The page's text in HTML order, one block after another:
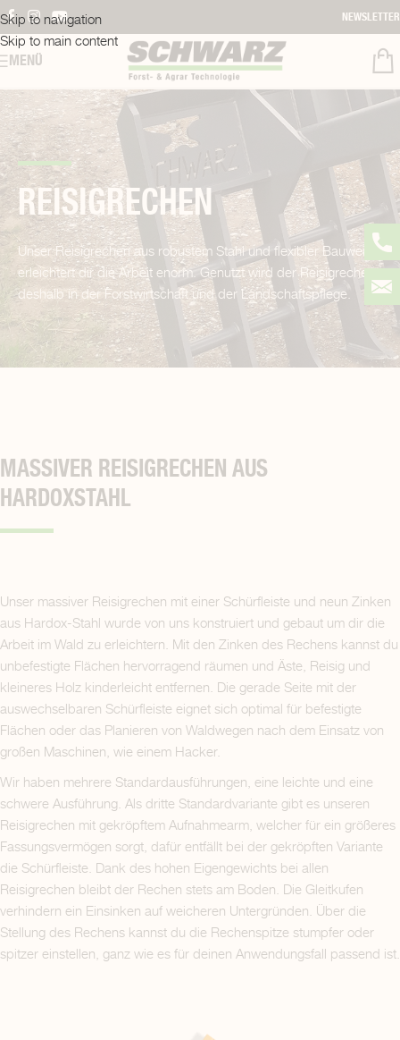
Skip to navigation
Skip to main content
NEWSLETTER
MENÜ
REISIGRECHEN
Unser Reisigrechen aus robustem Stahl und flexibler Bauweise
erleichtert dir die Arbeit enorm. Genutzt wird der Reisigrechen
deshalb in der Forstwirtschaft und der Landschaftspflege.
MASSIVER REISIGRECHEN AUS
HARDOXSTAHL
Unser massiver Reisigrechen mit einer Schürfleiste und neun Zinken
aus Hardox-Stahl wurde von uns konstruiert und gebaut um dir die
Arbeit im Wald zu erleichtern. Mit den Zinken des Rechens kannst du
unbefestigte Flächen hervorragend räumen und Äste, Reisig und
kleineres Holz kinderleicht entfernen. Die gerade Seite mit der
auswechselbaren Schürfleiste eignet sich optimal für befestigte
Flächen oder das Planieren von Waldwegen nach dem Einsatz von
großen Maschinen, wie einem Hacker.
Wir haben mehrere Standardausführungen, eine leichte und eine
schwere Ausführung. Als dritte Standardvariante gibt es unseren
Reisigrechen mit gekröpftem Aufnahmearm, welcher für ein größeres
Fassungsvermögen sorgt, dafür entfällt bei der gekröpften Variante
die Schürfleiste. Dank des hohen Eigengewichts bei allen
Reisigrechen bleibt der Rechen stets am Boden. Die Gleitkufen
verhindern ein Einsinken auf weicheren Untergründen. Über die
Stellung des Rechens kannst du die Rechenspitze stumpfer oder
spitzer einstellen, ganz wie es für deinen Anwendungsfall passend ist.